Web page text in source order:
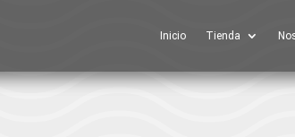
Inicio Tienda